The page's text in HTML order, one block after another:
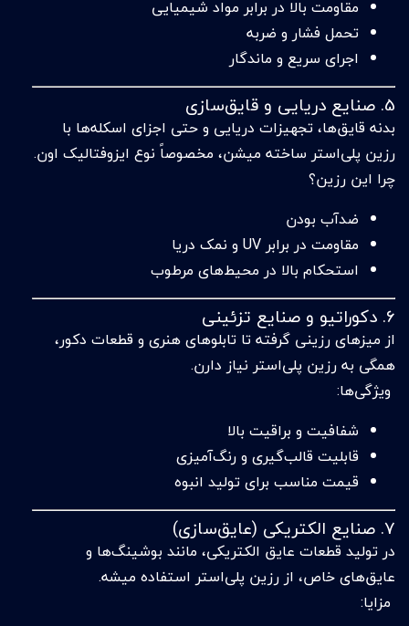
مقاومت بالا در برابر مواد شیمیایی
تحمل فشار و ضربه
اجرای سریع و ماندگار
5. صنایع دریایی و قایق‌سازی
بدنه قایق‌ها، تجهیزات دریایی و حتی اجزای اسکله‌ها با
رزین پلی‌استر ساخته میشن، مخصوصاً نوع ایزوفتالیک اون.
چرا این رزین؟
ضدآب بودن
مقاومت در برابر UV و نمک دریا
استحکام بالا در محیط‌های مرطوب
6. دکوراتیو و صنایع تزئینی
از میزهای رزینی گرفته تا تابلوهای هنری و قطعات دکور،
همگی به رزین پلی‌استر نیاز دارن.
ویژگی‌ها:
شفافیت و براقیت بالا
قابلیت قالب‌گیری و رنگ‌آمیزی
قیمت مناسب برای تولید انبوه
7. صنایع الکتریکی (عایق‌سازی)
در تولید قطعات عایق الکتریکی، مانند بوشینگ‌ها و
عایق‌های خاص، از رزین پلی‌استر استفاده میشه.
مزایا: